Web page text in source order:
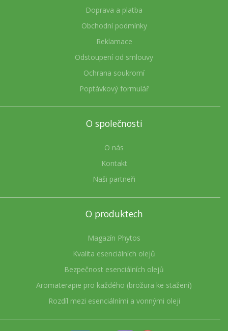
Doprava a platba
Obchodní podmínky
Reklamace
Odstoupení od smlouvy
Ochrana soukromí
Poptávkový formulář
O společnosti
O nás
Kontakt
Naši partneři
O produktech
Magazín Phytos
Kvalita esenciálních olejů
Bezpečnost esenciálních olejů
Aromaterapie pro každého (brožura ke stažení)
Rozdíl mezi esenciálními a vonnými oleji